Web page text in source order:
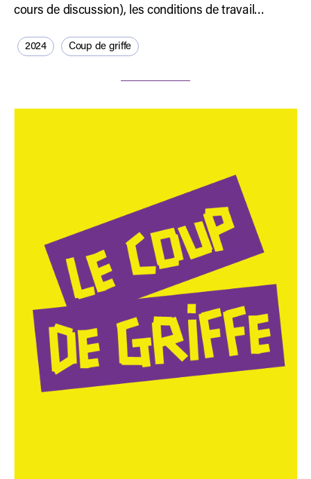
cours de discussion), les conditions de travail…
2024 Coup de griffe